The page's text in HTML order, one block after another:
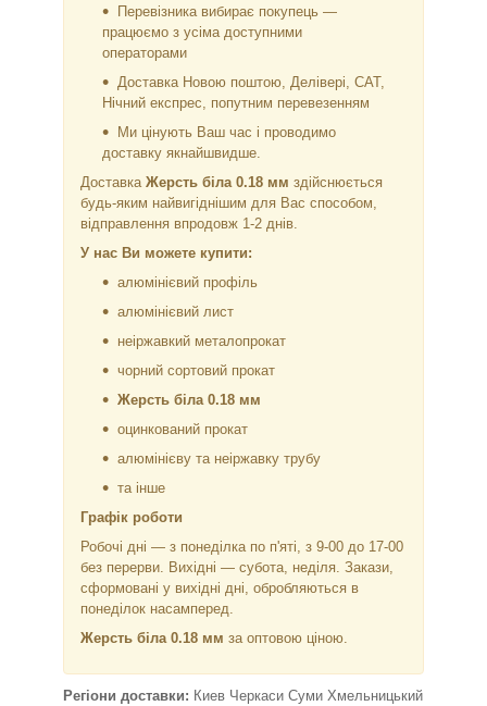
Перевізника вибирає покупець —
працюємо з усіма доступними
операторами
Доставка Новою поштою, Делівері, САТ,
Нічний експрес, попутним перевезенням
Ми цінують Ваш час і проводимо
доставку якнайшвидше.
Доставка Жерсть біла 0.18 мм здійснюється
будь-яким найвигіднішим для Вас способом,
відправлення впродовж 1-2 днів.
У нас Ви можете купити:
алюмінієвий профіль
алюмінієвий лист
неіржавкий металопрокат
чорний сортовий прокат
Жерсть біла 0.18 мм
оцинкований прокат
алюмінієву та неіржавку трубу
та інше
Графік роботи
Робочі дні — з понеділка по п'яті, з 9-00 до 17-00
без перерви. Вихідні — субота, неділя. Закази,
сформовані у вихідні дні, обробляються в
понеділок насамперед.
Жерсть біла 0.18 мм за оптовою ціною.
Регіони доставки: Киев Черкаси Суми Хмельницький